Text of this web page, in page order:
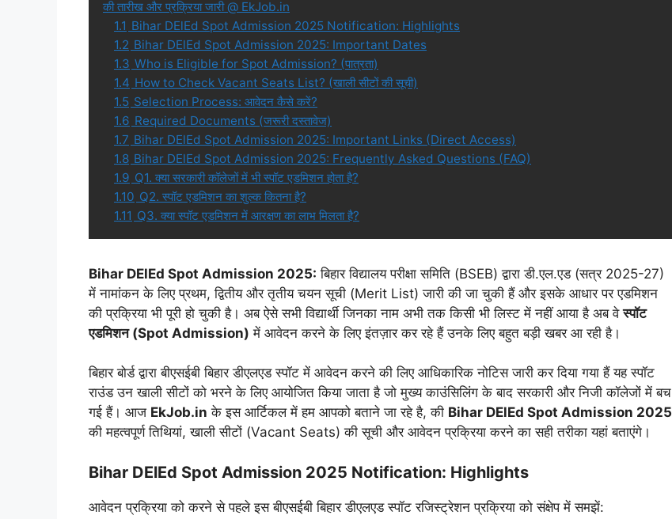
की तारीख और प्रक्रिया जारी @ EkJob.in
1.1 Bihar DElEd Spot Admission 2025 Notification: Highlights
1.2 Bihar DElEd Spot Admission 2025: Important Dates
1.3 Who is Eligible for Spot Admission? (पात्रता)
1.4 How to Check Vacant Seats List? (खाली सीटों की सूची)
1.5 Selection Process: आवेदन कैसे करें?
1.6 Required Documents (जरूरी दस्तावेज)
1.7 Bihar DElEd Spot Admission 2025: Important Links (Direct Access)
1.8 Bihar DElEd Spot Admission 2025: Frequently Asked Questions (FAQ)
1.9 Q1. क्या सरकारी कॉलेजों में भी स्पॉट एडमिशन होता है?
1.10 Q2. स्पॉट एडमिशन का शुल्क कितना है?
1.11 Q3. क्या स्पॉट एडमिशन में आरक्षण का लाभ मिलता है?
Bihar DElEd Spot Admission 2025: बिहार विद्यालय परीक्षा समिति (BSEB) द्वारा डी.एल.एड (सत्र 2025-27)
में नामांकन के लिए प्रथम, द्वितीय और तृतीय चयन सूची (Merit List) जारी की जा चुकी हैं और इसके आधार पर एडमिशन
की प्रक्रिया भी पूरी हो चुकी है। अब ऐसे सभी विद्यार्थी जिनका नाम अभी तक किसी भी लिस्ट में नहीं आया है अब वेस्पॉट
एडमिशन (Spot Admission) में आवेदन करने के लिए इंतज़ार कर रहे हैं उनके लिए बहुत बड़ी खबर आ रही है।
बिहार बोर्ड द्वारा बीएसईबी बिहार डीएलएड स्पॉट में आवेदन करने की लिए आधिकारिक नोटिस जारी कर दिया गया हैं यह स्पॉट
राउंड उन खाली सीटों को भरने के लिए आयोजित किया जाता है जो मुख्य काउंसिलिंग के बाद सरकारी और निजी कॉलेजों में बच
गई हैं। आज EkJob.in के इस आर्टिकल में हम आपको बताने जा रहे है, की Bihar DElEd Spot Admission 2025
की महत्वपूर्ण तिथियां, खाली सीटों (Vacant Seats) की सूची और आवेदन प्रक्रिया करने का सही तरीका यहां बताएंगे।
Bihar DElEd Spot Admission 2025 Notification: Highlights
आवेदन प्रक्रिया को करने से पहले इस बीएसईबी बिहार डीएलएड स्पॉट रजिस्ट्रेशन प्रक्रिया को संक्षेप में समझें: